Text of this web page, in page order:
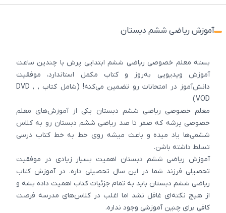
آموزش ریاضی ششم دبستان
بسته معلم خصوصی ریاضی ششم ابتدایی پرش با چندین ساعت
آموزش ویدیویی به‌روز و کتاب مکمل استاندارد، موفقیت
دانش‌آموز در امتحانات رو تضمین می‌کنه! (شامل کتاب , DVD ,
VOD)
معلم خصوصی ریاضی ششم دبستان یکی از آموزش‌های معلم
خصوصی پرشه که صفر تا صد ریاضی ششم دبستان رو به کلاس
ششمی‌ها یاد میده و باعث میشه روی خط به خط کتاب درسی
تسلط داشته باشن.
آموزش ریاضی ششم دبستان اهمیت بسیار زیادی در موفقیت
تحصیلی فرزند شما در این سال تحصیلی داره. در آموزش کتاب
ریاضی ششم دبستان باید به تمام جزئیات کتاب اهمیت داده بشه و
از هیچ نکته‌ای غافل نشد اما اغلب در کلاس‌های مدرسه فرصت
کافی برای چنین آموزشی وجود نداره.